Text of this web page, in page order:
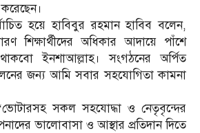
হয়ে হাবিবুর রহমান হাবিব বলেন,
শিক্ষার্থীদের অধিকার আদায়ে পাঁশে
ইনশাআল্লাহ। সংগঠনের অর্পিত
জন্য আমি সবার সহযোগিতা কামনা
সকল সহযোদ্ধা ও নেতৃবৃন্দের
ভালোবাসা ও আস্থার প্রতিদান দিতে